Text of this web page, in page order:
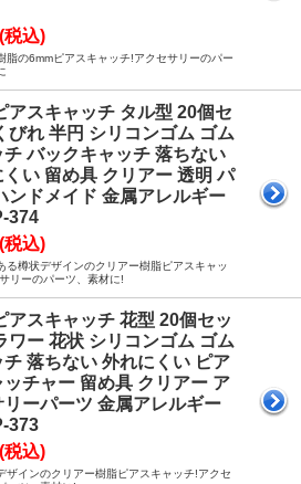
税込)
脂の6mmピアスキャッチ!アクセサリーのパー
アスキャッチ タル型 20個セ
びれ 半円 シリコンゴム ゴム
チ バックキャッチ 落ちない
くい 留め具 クリアー 透明 パ
ンドメイド 金属アレルギー
374
税込)
る樽状デザインのクリアー樹脂ピアスキャッ
リーのパーツ、素材に!
アスキャッチ 花型 20個セッ
ワー 花状 シリコンゴム ゴム
チ 落ちない 外れにくい ピア
ッチャー 留め具 クリアー ア
リーパーツ 金属アレルギー
373
税込)
ザインのクリアー樹脂ピアスキャッチ!アクセ